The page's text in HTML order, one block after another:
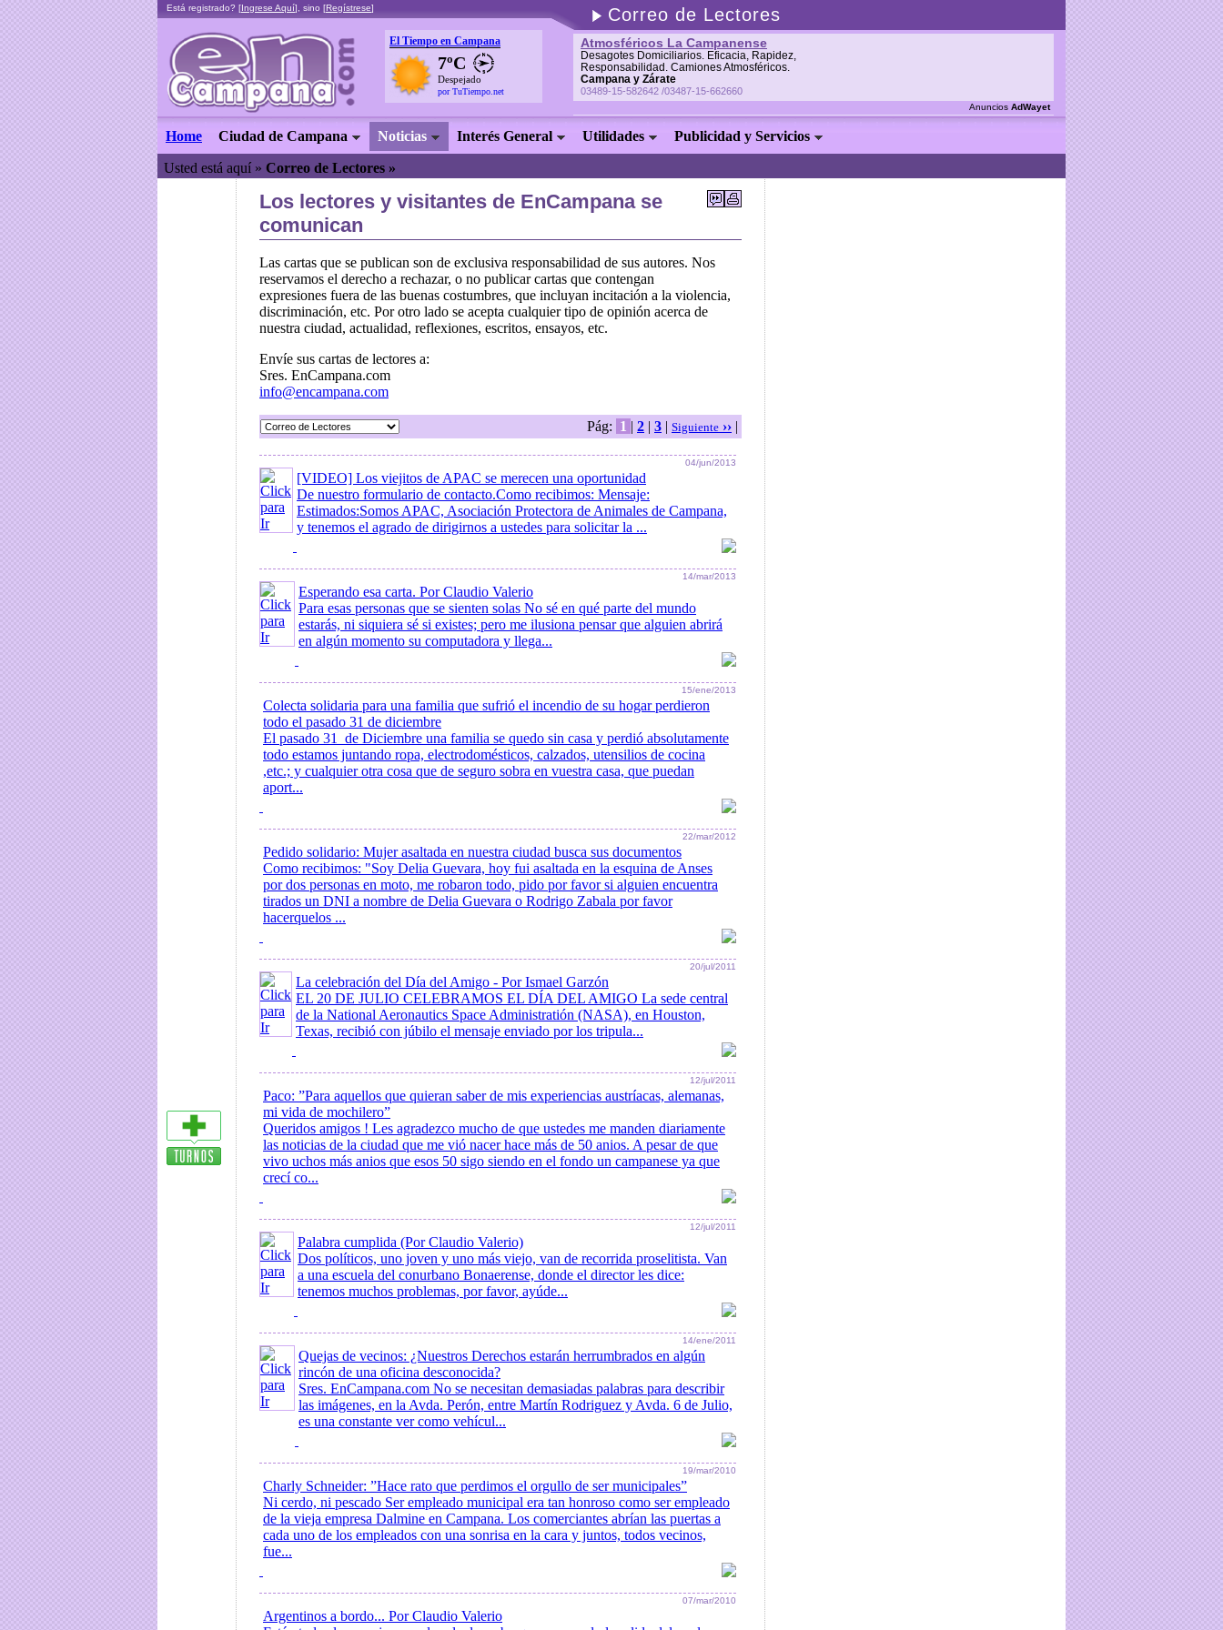
Está registrado? [Ingrese Aquí], sino [Regístrese] Correo de Lectores
Atmosféricos La Campanense
Desagotes Domiciliarios. Eficacia, Rapidez,
Responsabilidad. Camiones Atmosféricos.
Campana y Zárate
03489-15-582642 /03487-15-662660
Anuncios AdWayet
El Tiempo en Campana
7ºC
Despejado
por TuTiempo.net
Home Ciudad de Campana Noticias Interés General Utilidades Publicidad y Servicios
Usted está aquí » Correo de Lectores »
Los lectores y visitantes de EnCampana se
comunican
Las cartas que se publican son de exclusiva responsabilidad de sus autores. Nos
reservamos el derecho a rechazar, o no publicar cartas que contengan
expresiones fuera de las buenas costumbres, que incluyan incitación a la violencia,
discriminación, etc. Por otro lado se acepta cualquier tipo de opinión acerca de
nuestra ciudad, actualidad, reflexiones, escritos, ensayos, etc.
Envíe sus cartas de lectores a:
Sres. EnCampana.com
info@encampana.com
Pág: 1 | 2 | 3 | Siguiente ›› |
04/jun/2013
[VIDEO] Los viejitos de APAC se merecen una oportunidad
De nuestro formulario de contacto.Como recibimos: Mensaje:
Estimados:Somos APAC, Asociación Protectora de Animales de Campana,
y tenemos el agrado de dirigirnos a ustedes para solicitar la ...
14/mar/2013
Esperando esa carta. Por Claudio Valerio
Para esas personas que se sienten solas No sé en qué parte del mundo
estarás, ni siquiera sé si existes; pero me ilusiona pensar que alguien abrirá
en algún momento su computadora y llega...
15/ene/2013
Colecta solidaria para una familia que sufrió el incendio de su hogar perdieron
todo el pasado 31 de diciembre
El pasado 31 de Diciembre una familia se quedo sin casa y perdió absolutamente
todo estamos juntando ropa, electrodomésticos, calzados, utensilios de cocina
,etc.; y cualquier otra cosa que de seguro sobra en vuestra casa, que puedan
aport...
22/mar/2012
Pedido solidario: Mujer asaltada en nuestra ciudad busca sus documentos
Como recibimos: "Soy Delia Guevara, hoy fui asaltada en la esquina de Anses
por dos personas en moto, me robaron todo, pido por favor si alguien encuentra
tirados un DNI a nombre de Delia Guevara o Rodrigo Zabala por favor
hacerquelos ...
20/jul/2011
La celebración del Día del Amigo - Por Ismael Garzón
EL 20 DE JULIO CELEBRAMOS EL DÍA DEL AMIGO La sede central
de la National Aeronautics Space Administratión (NASA), en Houston,
Texas, recibió con júbilo el mensaje enviado por los tripula...
12/jul/2011
Paco: ”Para aquellos que quieran saber de mis experiencias austríacas, alemanas,
mi vida de mochilero”
Queridos amigos ! Les agradezco mucho de que ustedes me manden diariamente
las noticias de la ciudad que me vió nacer hace más de 50 anios. A pesar de que
vivo uchos más anios que esos 50 sigo siendo en el fondo un campanese ya que
crecí co...
12/jul/2011
Palabra cumplida (Por Claudio Valerio)
Dos políticos, uno joven y uno más viejo, van de recorrida proselitista. Van
a una escuela del conurbano Bonaerense, donde el director les dice:
tenemos muchos problemas, por favor, ayúde...
14/ene/2011
Quejas de vecinos: ¿Nuestros Derechos estarán herrumbrados en algún
rincón de una oficina desconocida?
Sres. EnCampana.com No se necesitan demasiadas palabras para describir
las imágenes, en la Avda. Perón, entre Martín Rodriguez y Avda. 6 de Julio,
es una constante ver como vehícul...
19/mar/2010
Charly Schneider: ”Hace rato que perdimos el orgullo de ser municipales”
Ni cerdo, ni pescado Ser empleado municipal era tan honroso como ser empleado
de la vieja empresa Dalmine en Campana. Los comerciantes abrían las puertas a
cada uno de los empleados con una sonrisa en la cara y juntos, todos vecinos,
fue...
07/mar/2010
Argentinos a bordo... Por Claudio Valerio